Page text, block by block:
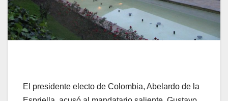
El presidente electo de Colombia, Abelardo de la